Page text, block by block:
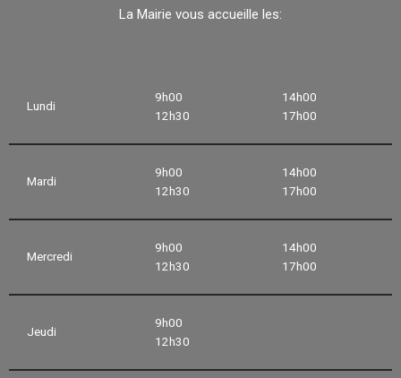
La Mairie vous accueille les:
Lundi
9h00
12h30
14h00
17h00
Mardi
9h00
12h30
14h00
17h00
Mercredi
9h00
12h30
14h00
17h00
Jeudi
9h00
12h30